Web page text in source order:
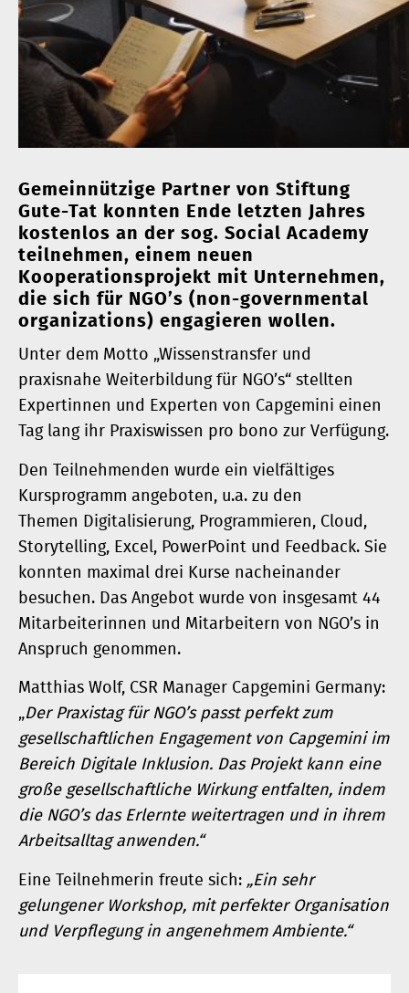
Gemeinnützige Partner von Stiftung
Gute-Tat konnten Ende letzten Jahres
kostenlos an der sog. Social Academy
teilnehmen, einem neuen
Kooperationsprojekt mit Unternehmen,
die sich für NGO’s (non-governmental
organizations) engagieren wollen.
Unter dem Motto „Wissenstransfer und
praxisnahe Weiterbildung für NGO’s“ stellten
Expertinnen und Experten von Capgemini einen
Tag lang ihr Praxiswissen pro bono zur Verfügung.
Den Teilnehmenden wurde ein vielfältiges
Kursprogramm angeboten, u.a. zu den
Themen Digitalisierung, Programmieren, Cloud,
Storytelling, Excel, PowerPoint und Feedback. Sie
konnten maximal drei Kurse nacheinander
besuchen. Das Angebot wurde von insgesamt 44
Mitarbeiterinnen und Mitarbeitern von NGO’s in
Anspruch genommen.
Matthias Wolf, CSR Manager Capgemini Germany:
„Der Praxistag für NGO’s passt perfekt zum
gesellschaftlichen Engagement von Capgemini im
Bereich Digitale Inklusion. Das Projekt kann eine
große gesellschaftliche Wirkung entfalten, indem
die NGO’s das Erlernte weitertragen und in ihrem
Arbeitsalltag anwenden.“
Eine Teilnehmerin freute sich: „Ein sehr
gelungener Workshop, mit perfekter Organisation
und Verpflegung in angenehmem Ambiente.“